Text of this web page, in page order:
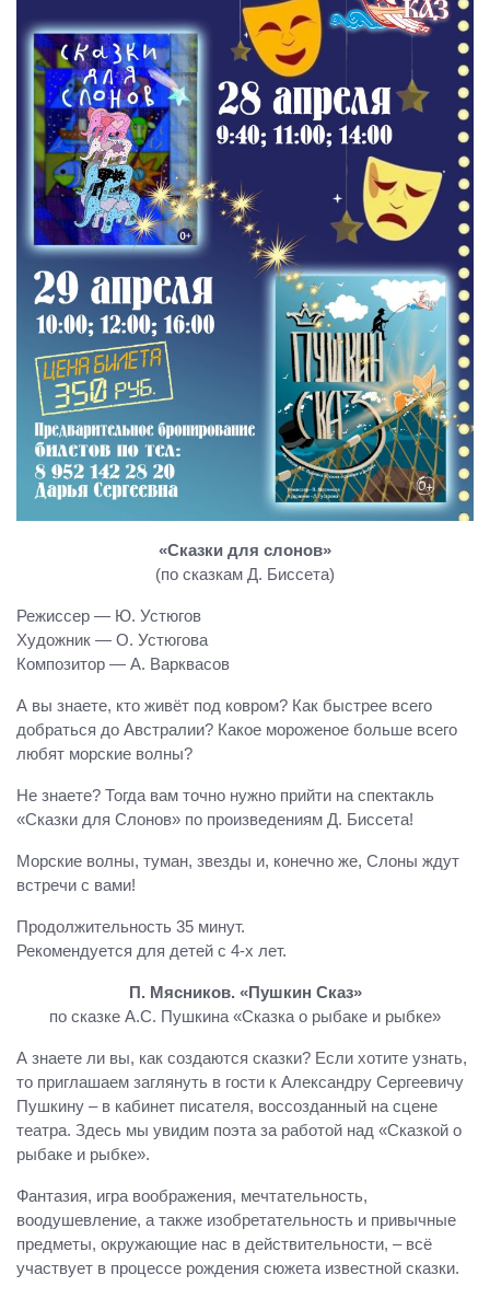
«Сказки для слонов»
(по сказкам Д. Биссета)
Режиссер — Ю. Устюгов
Художник — О. Устюгова
Композитор — А. Варквасов
А вы знаете, кто живёт под ковром? Как быстрее всего
добраться до Австралии? Какое мороженое больше всего
любят морские волны?
Не знаете? Тогда вам точно нужно прийти на спектакль
«Сказки для Слонов» по произведениям Д. Биссета!
Морские волны, туман, звезды и, конечно же, Слоны ждут
встречи с вами!
Продолжительность 35 минут.
Рекомендуется для детей с 4-х лет.
П. Мясников. «Пушкин Сказ»
по сказке А.С. Пушкина «Сказка о рыбаке и рыбке»
А знаете ли вы, как создаются сказки? Если хотите узнать,
то приглашаем заглянуть в гости к Александру Сергеевичу
Пушкину – в кабинет писателя, воссозданный на сцене
театра. Здесь мы увидим поэта за работой над «Сказкой о
рыбаке и рыбке».
Фантазия, игра воображения, мечтательность,
воодушевление, а также изобретательность и привычные
предметы, окружающие нас в действительности, – всё
участвует в процессе рождения сюжета известной сказки.